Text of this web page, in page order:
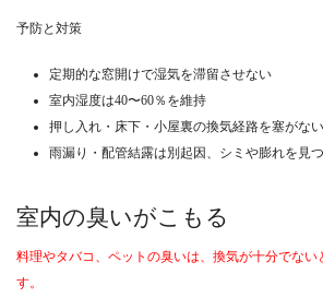
予防と対策
定期的な窓開けで湿気を滞留させない
室内湿度は40〜60％を維持
押し入れ・床下・小屋裏の換気経路を塞がない
雨漏り・配管結露は別起因、シミや膨れを見
室内の臭いがこもる
料理やタバコ、ペットの臭いは、換気が十分でない
す。